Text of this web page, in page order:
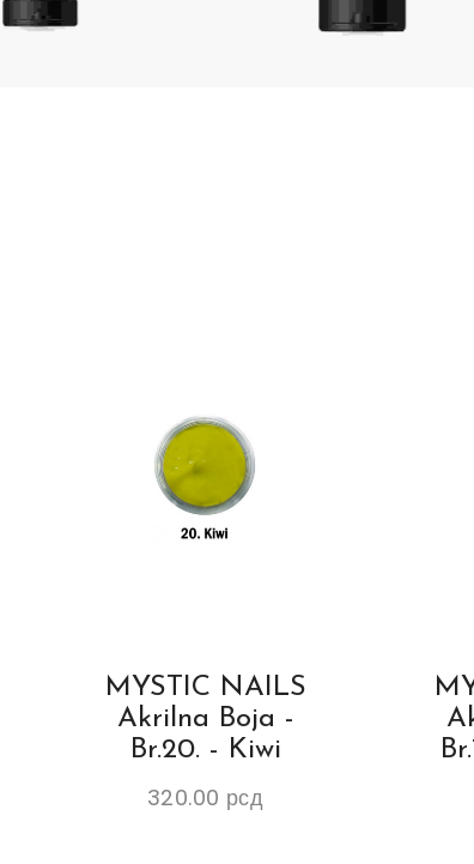
MYSTIC NAILS
Akrilna Boja -
Br.20. - Kiwi
320.00 рсд